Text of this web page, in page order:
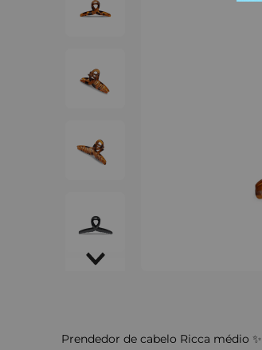
Prendedor de cabelo Ricca médio ✨